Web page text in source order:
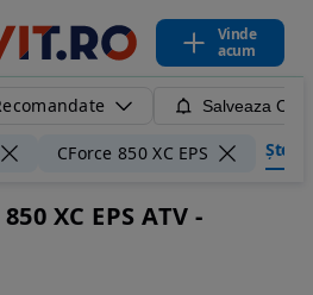
Vinde
acum
Salveaza
CForce 850 XC EPS
XC EPS ATV -